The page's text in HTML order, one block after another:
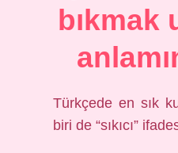
bıkmak
Türkçede en sık
biri de “sıkıcı”